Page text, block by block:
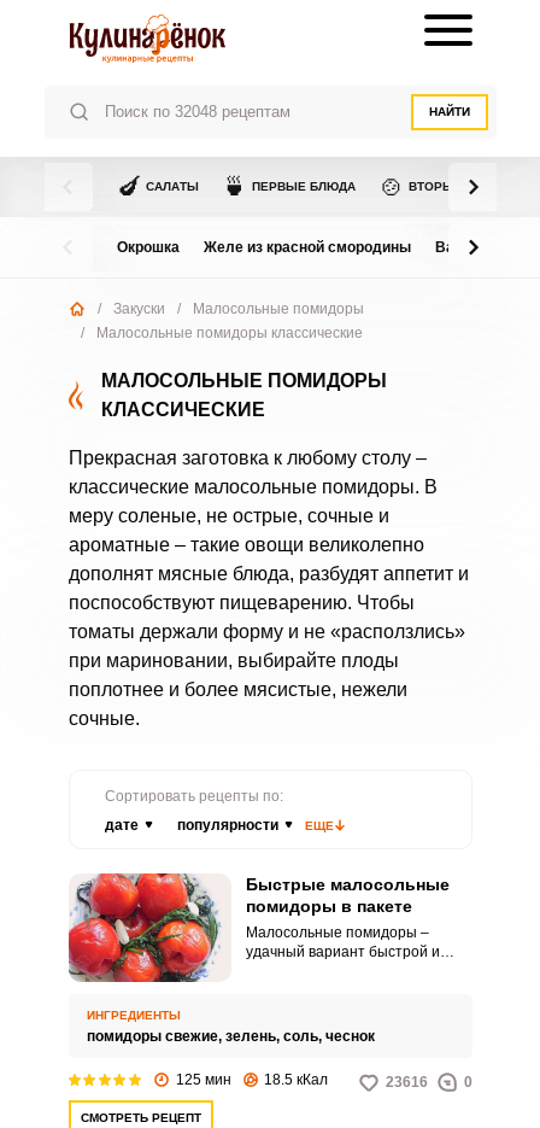
НАЙТИ
🍆 САЛАТЫ 🍵 ПЕРВЫЕ БЛЮДА 🍲 ВТОРЫЕ БЛЮДА
Окрошка Желе из красной смородины Варенье из
/ Закуски /
Малосольные помидоры
/
Малосольные помидоры классические
МАЛОСОЛЬНЫЕ ПОМИДОРЫ
КЛАССИЧЕСКИЕ
Прекрасная заготовка к любому столу –
классические малосольные помидоры. В
меру соленые, не острые, сочные и
ароматные – такие овощи великолепно
дополнят мясные блюда, разбудят аппетит и
поспособствуют пищеварению. Чтобы
томаты держали форму и не «расползлись»
при мариновании, выбирайте плоды
поплотнее и более мясистые, нежели
сочные.
Сортировать рецепты по:
дате
популярности ЕЩЕ
Быстрые малосольные
помидоры в пакете
Малосольные помидоры –
удачный вариант быстрой и
помидор в пакете.
ИНГРЕДИЕНТЫ
помидоры свежие, зелень, соль, чеснок
125 мин 18.5 кКал 23616 0
СМОТРЕТЬ РЕЦЕПТ